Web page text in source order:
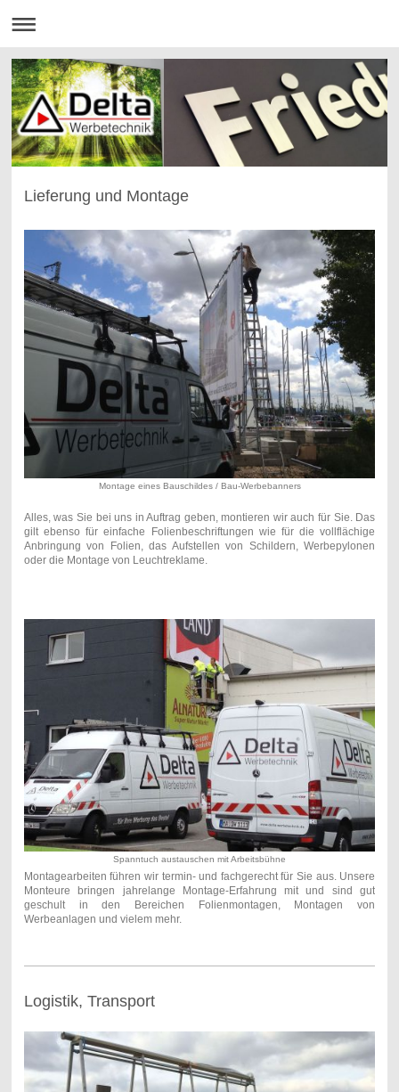
Lieferung und Montage
Montage eines Bauschildes / Bau-Werbebanners
Alles, was Sie bei uns in Auftrag geben, montieren wir auch für Sie. Das
gilt ebenso für einfache Folienbeschriftungen wie für die vollflächige
Anbringung von Folien, das Aufstellen von Schildern, Werbepylonen
oder die Montage von Leuchtreklame.
Spanntuch austauschen mit Arbeitsbühne
Montagearbeiten führen wir termin- und fachgerecht für Sie aus. Unsere
Monteure bringen jahrelange Montage-Erfahrung mit und sind gut
geschult in den Bereichen Folienmontagen, Montagen von
Werbeanlagen und vielem mehr.
Logistik, Transport